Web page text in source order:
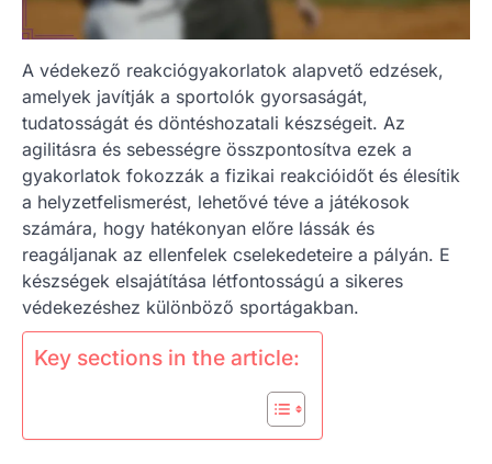
A védekező reakciógyakorlatok alapvető edzések,
amelyek javítják a sportolók gyorsaságát,
tudatosságát és döntéshozatali készségeit. Az
agilitásra és sebességre összpontosítva ezek a
gyakorlatok fokozzák a fizikai reakcióidőt és élesítik
a helyzetfelismerést, lehetővé téve a játékosok
számára, hogy hatékonyan előre lássák és
reagáljanak az ellenfelek cselekedeteire a pályán. E
készségek elsajátítása létfontosságú a sikeres
védekezéshez különböző sportágakban.
Key sections in the article: